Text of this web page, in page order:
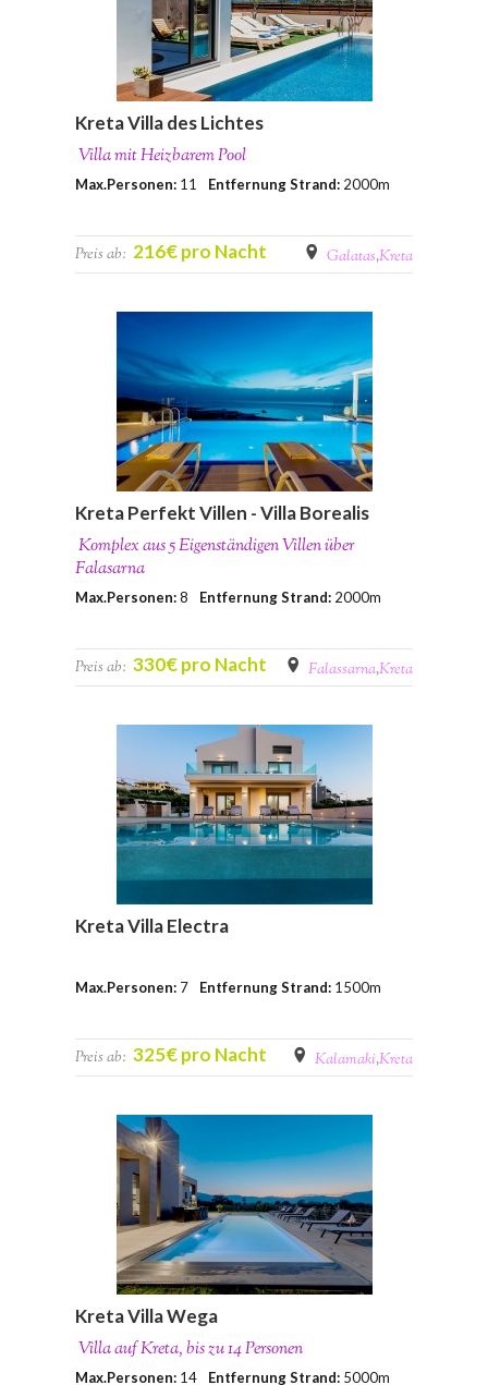
Kreta Villa des Lichtes
Villa mit Heizbarem Pool
Max.Personen: 11 Entfernung Strand: 2000m
Preis ab: 216€ pro Nacht Galatas,Kreta
Kreta Perfekt Villen - Villa Borealis
Komplex aus 5 Eigenständigen Villen über
Falasarna
Max.Personen:8 Entfernung Strand: 2000m
Preis ab: 330€ pro Nacht Falassarna,Kreta
Kreta Villa Electra
Max.Personen: 7 Entfernung Strand: 1500m
Preis ab: 325€ pro Nacht Kalamaki,Kreta
Kreta Villa Wega
Villa auf Kreta, bis zu 14 Personen
Max.Personen: 14 Entfernung Strand: 5000m